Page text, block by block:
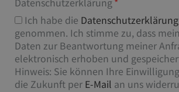
Ich habe die Datenschutzerklärung
genommen. Ich stimme zu, dass
Daten zur Beantwortung meiner
elektronisch erhoben und
Hinweis: Sie können Ihre
die Zukunft per E-Mail an uns